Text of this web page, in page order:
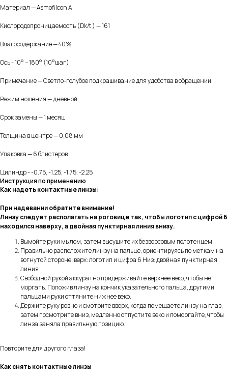
Материал — Asmofilcon A
Кислородо­проницаемость (Dk/t ) — 161
Влагосодержание — 40%
Ось - 10° – 180° (10°шаг)
Примечание — Светло-голубое подкрашивание для удобства в обращении
Режим ношения — дневной
Срок замены — 1 месяц
Толщина в центре — 0,08 мм
Упаковка — 6 блистеров
Цилиндр - -0.75, -1.25, -1.75, -2.25
Инструкция по применению
Как надеть контактные линзы:
При надевании обратите внимание!
Линзу следует располагать на роговице так, чтобы логотип с цифрой 6
находился наверху, а двойная пунктирная линия внизу.
Вымойте руки мылом, затем высушите их безворсовым полотенцем.
Правильно расположите линзу на пальце, ориентируясь по меткам на
вогнутой стороне: верх: логотип и цифра 6 Низ: двойная пунктирная
линия
Свободной рукой аккуратно придерживайте верхнее веко, чтобы не
моргать. Положив линзу на кончик указательного пальца, другими
пальцами руки оттяните нижнее веко.
Держите руку ровно и смотрите вверх, когда помещаете линзу на глаз,
затем посмотрите вниз, медленно отпустите веко и поморгайте, чтобы
линза заняла правильную позицию.
Повторите для другого глаза!
Как снять контактные линзы